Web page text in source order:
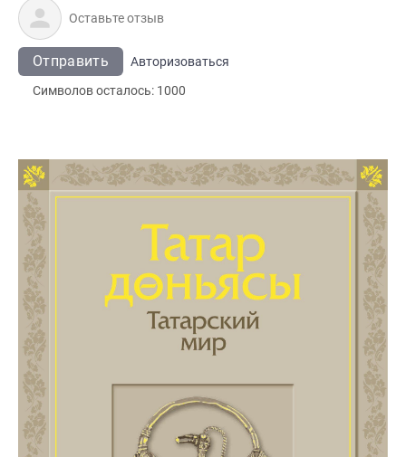
Отправить
Авторизоваться
Символов осталось: 1000